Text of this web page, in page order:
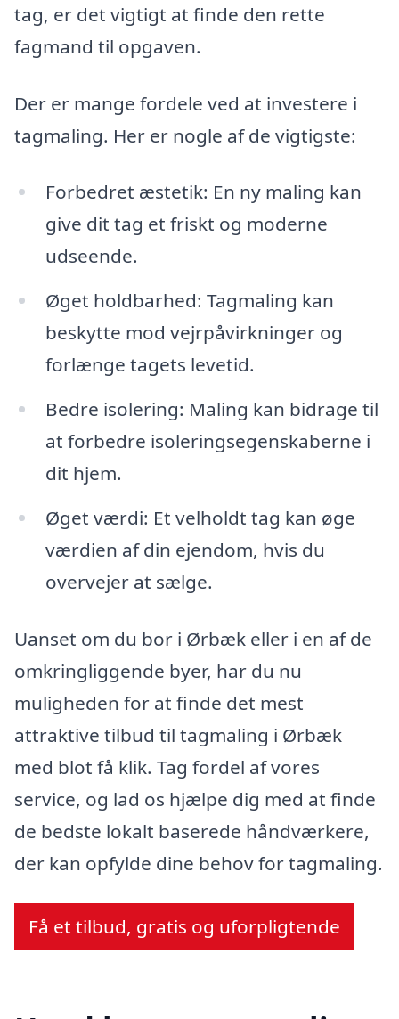
tag, er det vigtigt at finde den rette
fagmand til opgaven.
Der er mange fordele ved at investere i
tagmaling. Her er nogle af de vigtigste:
Forbedret æstetik: En ny maling kan
give dit tag et friskt og moderne
udseende.
Øget holdbarhed: Tagmaling kan
beskytte mod vejrpåvirkninger og
forlænge tagets levetid.
Bedre isolering: Maling kan bidrage til
at forbedre isoleringsegenskaberne i
dit hjem.
Øget værdi: Et velholdt tag kan øge
værdien af din ejendom, hvis du
overvejer at sælge.
Uanset om du bor i Ørbæk eller i en af de
omkringliggende byer, har du nu
muligheden for at finde det mest
attraktive tilbud til tagmaling i Ørbæk
med blot få klik. Tag fordel af vores
service, og lad os hjælpe dig med at finde
de bedste lokalt baserede håndværkere,
der kan opfylde dine behov for tagmaling.
Få et tilbud, gratis og uforpligtende